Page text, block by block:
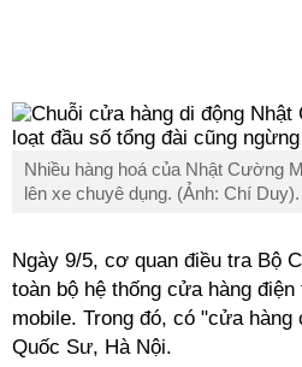
Nhiều hàng hoá của Nhật Cường
lên xe chuyê dụng. (Ảnh: Chí Duy).
Ngày 9/5, cơ quan điều tra Bộ
toàn bộ hệ thống cửa hàng
mobile. Trong đó, có "cửa
Quốc Sư, Hà Nội.